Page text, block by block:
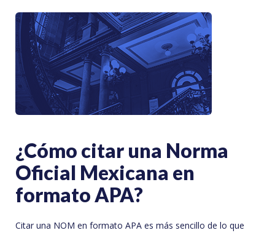
¿Cómo citar una Norma
Oficial Mexicana en
formato APA?
Citar una NOM en formato APA es más sencillo de lo que